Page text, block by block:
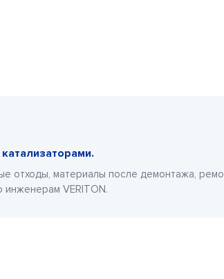
отходы, материалы после демонтажа,
VERITON.